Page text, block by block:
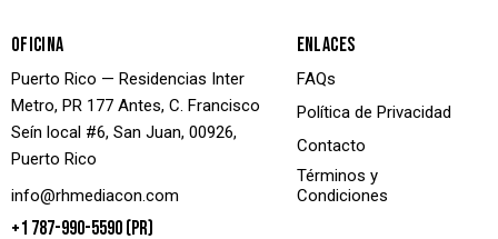
OFICINA
Puerto Rico — Residencias Inter
Metro, PR 177 Antes, C. Francisco
Seín local #6, San Juan, 00926,
Puerto Rico
info@rhmediacon.com
+1 787-990-5590 (PR)
ENLACES
FAQs
Política de Privacidad
Contacto
Términos y
Condiciones